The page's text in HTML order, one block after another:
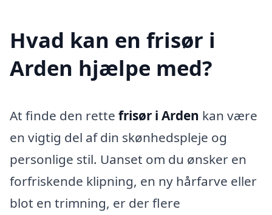
Hvad kan en frisør i
Arden hjælpe med?
At finde den rette frisør i Arden kan være
en vigtig del af din skønhedspleje og
personlige stil. Uanset om du ønsker en
forfriskende klipning, en ny hårfarve eller
blot en trimning, er der flere